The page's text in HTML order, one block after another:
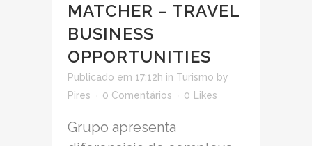
MATCHER – TRAVEL
BUSINESS
OPPORTUNITIES
Publicado em 17:12h in Turismo by
Pires
0 Comentários 0 Likes
Grupo apresenta